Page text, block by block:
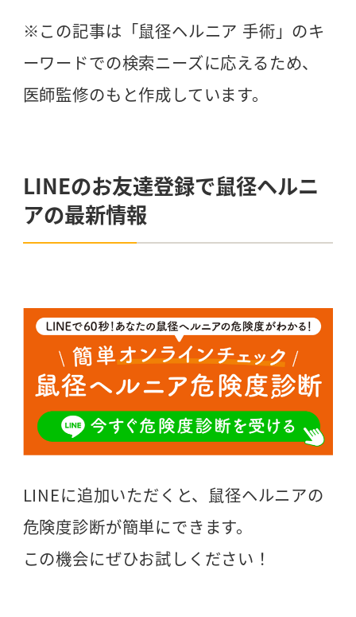
※この記事は「鼠径ヘルニア 手術」のキ
ーワードでの検索ニーズに応えるため、
医師監修のもと作成しています。
LINEのお友達登録で鼠径ヘルニ
アの最新情報
LINEに追加いただくと、鼠径ヘルニアの
危険度診断が簡単にできます。
この機会にぜひお試しください！